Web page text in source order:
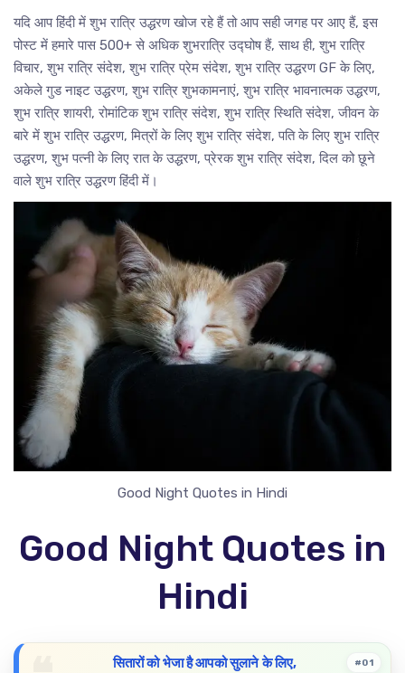
यदि आप हिंदी में शुभ रात्रि उद्धरण खोज रहे हैं तो आप सही जगह पर आए हैं, इस
पोस्ट में हमारे पास 500+ से अधिक शुभरात्रि उद्घोष हैं, साथ ही, शुभ रात्रि
विचार, शुभ रात्रि संदेश, शुभ रात्रि प्रेम संदेश, शुभ रात्रि उद्धरण GF के लिए,
अकेले गुड नाइट उद्धरण, शुभ रात्रि शुभकामनाएं, शुभ रात्रि भावनात्मक उद्धरण,
शुभ रात्रि शायरी, रोमांटिक शुभ रात्रि संदेश, शुभ रात्रि स्थिति संदेश, जीवन के
बारे में शुभ रात्रि उद्धरण, मित्रों के लिए शुभ रात्रि संदेश, पति के लिए शुभ रात्रि
उद्धरण, शुभ पत्नी के लिए रात के उद्धरण, प्रेरक शुभ रात्रि संदेश, दिल को छूने
वाले शुभ रात्रि उद्धरण हिंदी में।
Good Night Quotes in Hindi
Good Night Quotes in
Hindi
सितारों को भेजा है आपको सुलाने के लिए,
#01